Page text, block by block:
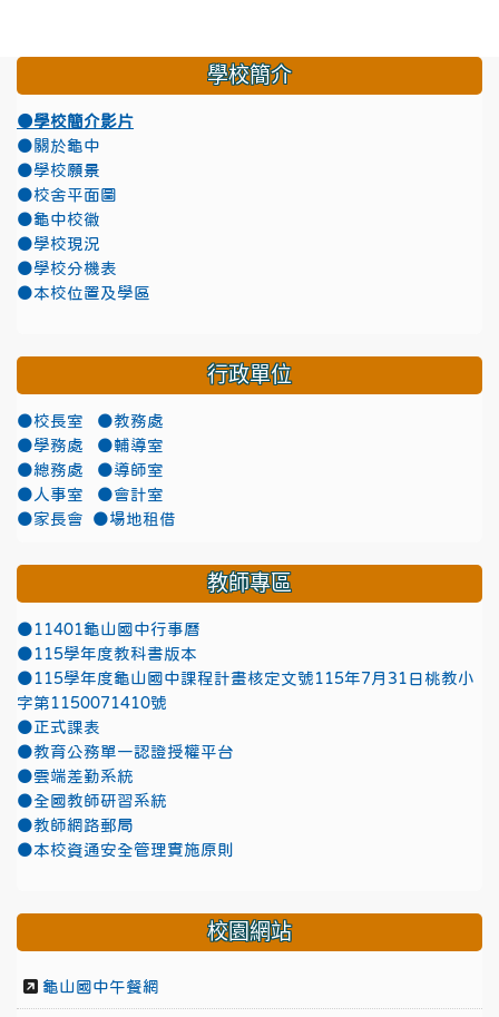
學校簡介
●學校簡介影片
●關於龜中
●學校願景
●校舍平面圖
●龜中校徽
●學校現況
●學校分機表
●本校位置及學區
行政單位
●校長室
●教務處
●學務處
●輔導室
●總務處
●導師室
●人事室
●會計室
●家長會
●場地租借
教師專區
●11401龜山國中行事曆
●115學年度教科書版本
●115學年度龜山國中課程計畫核定文號115年7月31日桃教小
字第1150071410號
●正式課表
●教育公務單一認證授權平台
●雲端差勤系統
●全國教師研習系統
●教師網路郵局
●本校資通安全管理實施原則
校園網站
龜山國中午餐網